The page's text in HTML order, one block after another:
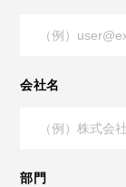
会社名
部門